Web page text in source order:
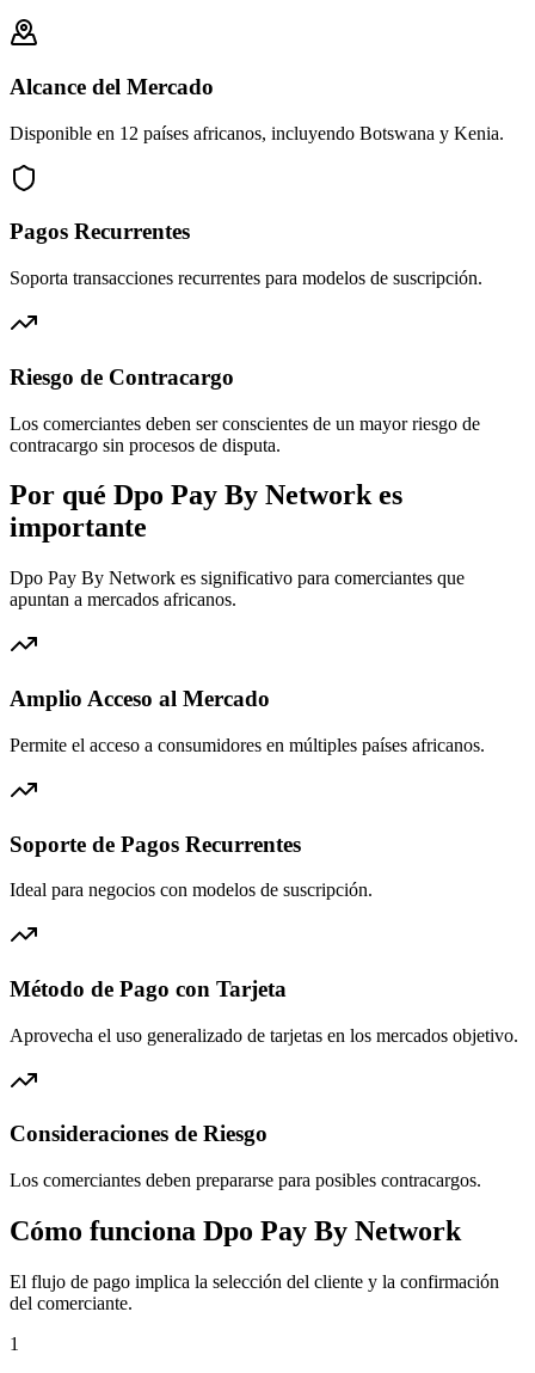
Alcance del Mercado
Disponible en 12 países africanos, incluyendo Botswana y Kenia.
Pagos Recurrentes
Soporta transacciones recurrentes para modelos de suscripción.
Riesgo de Contracargo
Los comerciantes deben ser conscientes de un mayor riesgo de
contracargo sin procesos de disputa.
Por qué Dpo Pay By Network es
importante
Dpo Pay By Network es significativo para comerciantes que
apuntan a mercados africanos.
Amplio Acceso al Mercado
Permite el acceso a consumidores en múltiples países africanos.
Soporte de Pagos Recurrentes
Ideal para negocios con modelos de suscripción.
Método de Pago con Tarjeta
Aprovecha el uso generalizado de tarjetas en los mercados objetivo.
Consideraciones de Riesgo
Los comerciantes deben prepararse para posibles contracargos.
Cómo funciona Dpo Pay By Network
El flujo de pago implica la selección del cliente y la confirmación
del comerciante.
1